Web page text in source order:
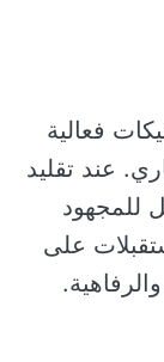
فعالية
عند تقليد
للمجهود
على